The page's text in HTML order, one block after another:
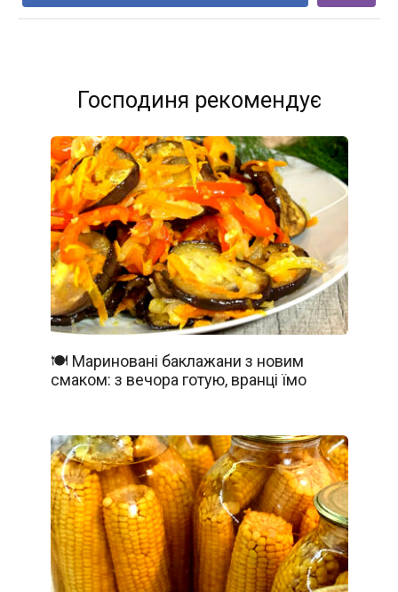
Господиня рекомендує
🍽️ Мариновані баклажани з новим
смаком: з вечора готую, вранці їмо